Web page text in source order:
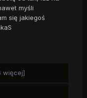
myśli
się jakiegoś
więcej]